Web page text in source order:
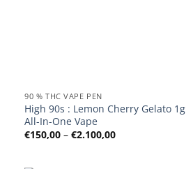
90 % THC VAPE PEN
High 90s : Lemon Cherry Gelato 1g
All-In-One Vape
€150,00 –€2.100,00Preisspanne: